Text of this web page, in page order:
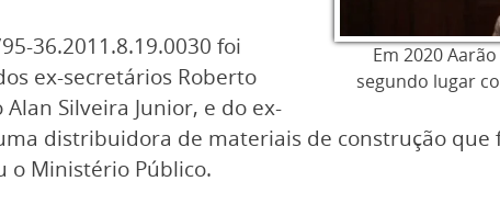
Em 2020
segundo lugar
36.2011.8.19.0030 foi
ex-secretários Roberto
Silveira Junior, e do ex-
distribuidora de materiais de construção que
o Ministério Público.